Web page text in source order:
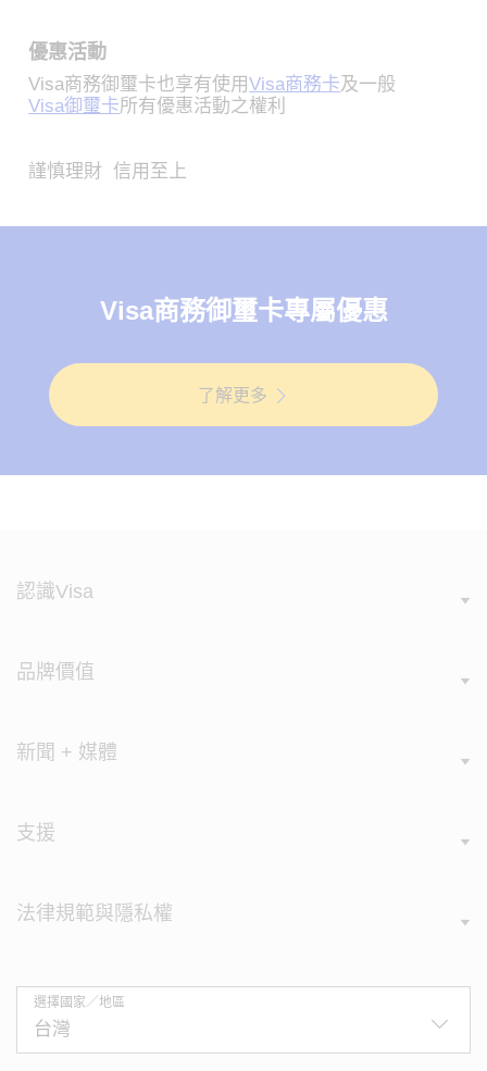
優惠活動
Visa商務御璽卡也享有使用Visa商務卡及一般
Visa御璽卡所有優惠活動之權利
謹慎理財 信用至上
Visa商務御璽卡專屬優惠
了解更多
認識Visa
品牌價值
新聞 + 媒體
支援
法律規範與隱私權
選擇國家／地區